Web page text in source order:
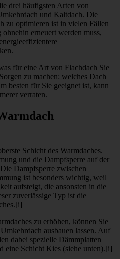
drei häufigsten Arten von
und Kaltdach. Die
zu optimieren ist in vielen Fällen
erneuert werden muss,
für eine Art von Flachdach Sie
zu machen: welches Dach
besten für Sie geeignet ist, kann
verraten.
Schicht des Warmdaches.
und die Dampfsperre auf der
Dampfsperre zwischen
ist besonders wichtig, weil
aufsteigt, die ansonsten in die
zuverlässige Typ ist die
zu erhöhen, können Sie
ausbauen lassen. Auf
dabei spezielle Dämmplatten
eine Schicht Kies (siehe unten).[i]